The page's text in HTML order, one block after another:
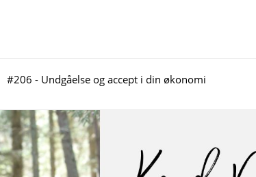
#206 - Undgåelse og accept i din økonomi